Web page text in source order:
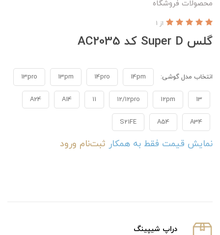
محصولات فروشگاه
گلس Super D کد AC2035
از 1
انتخاب مدل گوشی: 14pm
14pro
13pm
13pro
13
12pm
12/12pro
11
A14
A24
A34
A54
S21FE
نمایش قیمت فقط به همکار ثبت‌نام ورود
دراپ شیپینگ